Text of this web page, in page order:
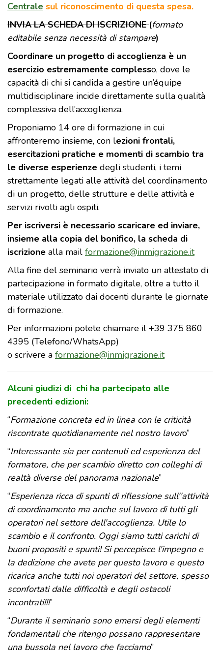
Centrale sul riconoscimento di questa spesa.
INVIA LA SCHEDA DI ISCRIZIONE(formato
editabile senza necessità di stampare)
Coordinare un progetto di accoglienza è un
esercizio estremamente complesso, dove le
capacità di chi si candida a gestire un’équipe
multidisciplinare incide direttamente sulla qualità
complessiva dell’accoglienza.
Proponiamo 14 ore di formazione in cui
affronteremo insieme, con lezioni frontali,
esercitazioni pratiche e momenti di scambio tra
le diverse esperienze degli studenti, i temi
strettamente legati alle attività del coordinamento
di un progetto, delle strutture e delle attività e
servizi rivolti agli ospiti.
Per iscriversi è necessario scaricare ed inviare,
insieme alla copia del bonifico, la scheda di
iscrizione alla mail formazione@inmigrazione.it
Alla fine del seminario verrà inviato un attestato di
partecipazione in formato digitale, oltre a tutto il
materiale utilizzato dai docenti durante le giornate
di formazione.
Per informazioni potete chiamare il +39 375 860
4395 (Telefono/WhatsApp)
o scrivere a formazione@inmigrazione.it
Alcuni giudizi di chi ha partecipato alle
precedenti edizioni:
“Formazione concreta ed in linea con le criticità
riscontrate quotidianamente nel nostro lavoro”
“Interessante sia per contenuti ed esperienza del
formatore, che per scambio diretto con colleghi di
realtà diverse del panorama nazionale”
“Esperienza ricca di spunti di riflessione sull''attività
di coordinamento ma anche sul lavoro di tutti gli
operatori nel settore dell'accoglienza. Utile lo
scambio e il confronto. Oggi siamo tutti carichi di
buoni propositi e spunti! Si percepisce l'impegno e
la dedizione che avete per questo lavoro e questo
ricarica anche tutti noi operatori del settore, spesso
sconfortati dalle difficoltà e degli ostacoli
incontrati!!!”
“Durante il seminario sono emersi degli elementi
fondamentali che ritengo possano rappresentare
una bussola nel lavoro che facciamo”